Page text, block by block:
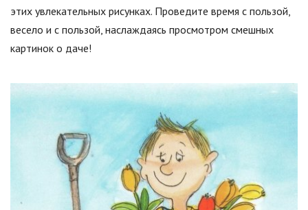
этих увлекательных рисунках. Проведите время с пользой,
весело и с пользой, наслаждаясь просмотром смешных
картинок о даче!